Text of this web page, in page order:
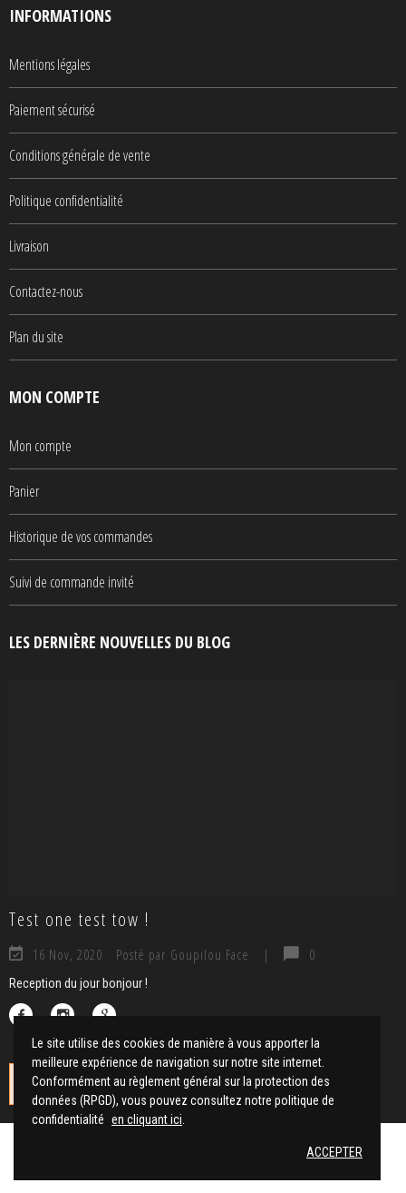
INFORMATIONS
Mentions légales
Paiement sécurisé
Conditions générale de vente
Politique confidentialité
Livraison
Contactez-nous
Plan du site
MON COMPTE
Mon compte
Panier
Historique de vos commandes
Suivi de commande invité
LES DERNIÈRE NOUVELLES DU BLOG
Test one test tow !
16 Nov, 2020 Posté par Goupilou Face | 0
Reception du jour bonjour !
No instagrams at this time.
Jeux Goupil / Goupil ou Face - Tous droits réservés
Le site utilise des cookies de manière à vous apporter la
meilleure expérience de navigation sur notre site internet.
Conformément au règlement général sur la protection des
données (RPGD), vous pouvez consultez notre politique de
confidentialité en cliquant ici
ACCEPTER